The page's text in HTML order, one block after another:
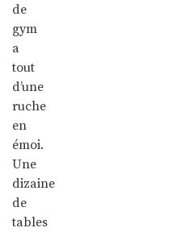
de
gym
a
tout
d’une
ruche
en
émoi.
Une
dizaine
de
tables